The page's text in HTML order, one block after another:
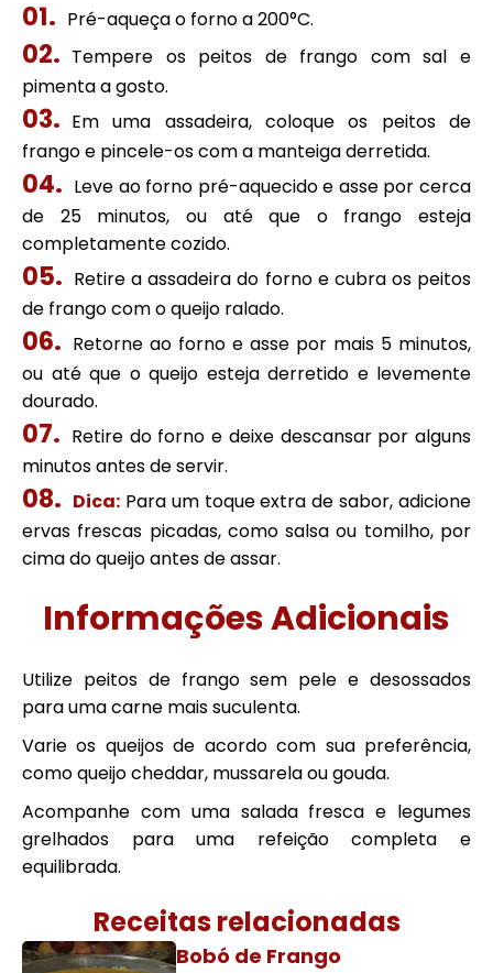
Pré-aqueça o forno a 200°C.
Tempere os peitos de frango com sal e
pimenta a gosto.
Em uma assadeira, coloque os peitos de
frango e pincele-os com a manteiga derretida.
Leve ao forno pré-aquecido e asse por cerca
de 25 minutos, ou até que o frango esteja
completamente cozido.
Retire a assadeira do forno e cubra os peitos
de frango com o queijo ralado.
Retorne ao forno e asse por mais 5 minutos,
ou até que o queijo esteja derretido e levemente
dourado.
Retire do forno e deixe descansar por alguns
minutos antes de servir.
Dica: Para um toque extra de sabor, adicione
ervas frescas picadas, como salsa ou tomilho, por
cima do queijo antes de assar.
Informações Adicionais
Utilize peitos de frango sem pele e desossados
para uma carne mais suculenta.
Varie os queijos de acordo com sua preferência,
como queijo cheddar, mussarela ou gouda.
Acompanhe com uma salada fresca e legumes
grelhados para uma refeição completa e
equilibrada.
Receitas relacionadas
Bobó de Frango